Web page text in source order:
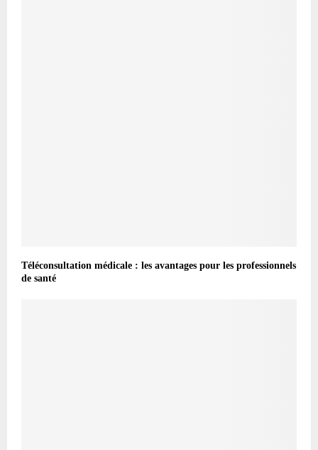
Téléconsultation médicale : les avantages pour les professionnels
de santé